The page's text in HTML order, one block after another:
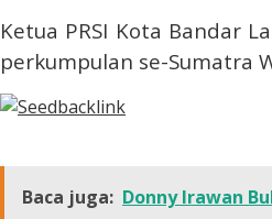
Ketua PRSI Kota Bandar
perkumpulan se-Sumatra
Baca juga: Donny Irawan